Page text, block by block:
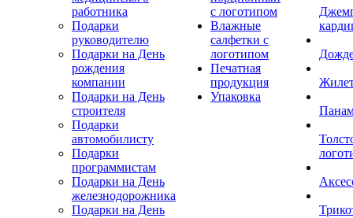
работника
Подарки
руководителю
Подарки на День
рождения
компании
Подарки на День
строителя
Подарки
автомобилисту
Подарки
программистам
Подарки на День
железнодорожника
Подарки на День
с логотипом
Влажные
салфетки с
логотипом
Печатная
продукция
Упаковка